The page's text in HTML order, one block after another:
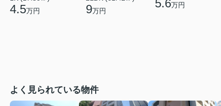
4.5万円 9万円
5.6万円
よく見られている物件